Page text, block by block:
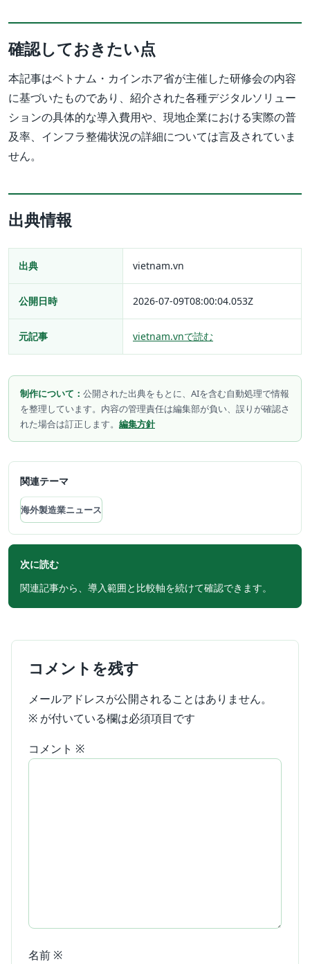
確認しておきたい点
本記事はベトナム・カインホア省が主催した研修会の内容
に基づいたものであり、紹介された各種デジタルソリュー
ションの具体的な導入費用や、現地企業における実際の普
及率、インフラ整備状況の詳細については言及されていま
せん。
出典情報
出典 vietnam.vn
公開日時 2026-07-09T08:00:04.053Z
元記事 vietnam.vnで読む
制作について： 公開された出典をもとに、AIを含む自動処理で情報
を整理しています。内容の管理責任は編集部が負い、誤りが確認さ
れた場合は訂正します。 編集方針
関連テーマ
海外製造業ニュース
次に読む
関連記事から、導入範囲と比較軸を続けて確認できます。
コメントを残す
メールアドレスが公開されることはありません。
※ が付いている欄は必須項目です
コメント ※
名前 ※